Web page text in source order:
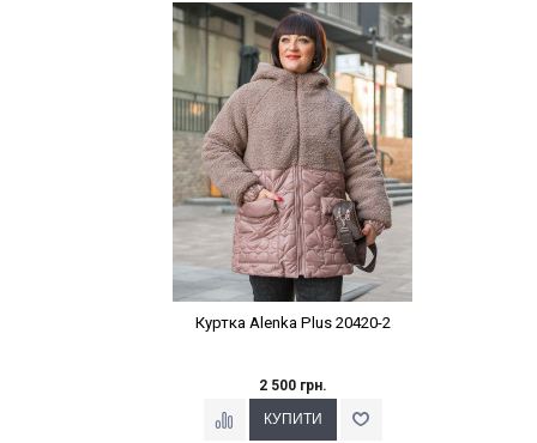
Наклейки Варіант з %
Куртка Alenka Plus 20420-2
2 500 грн.